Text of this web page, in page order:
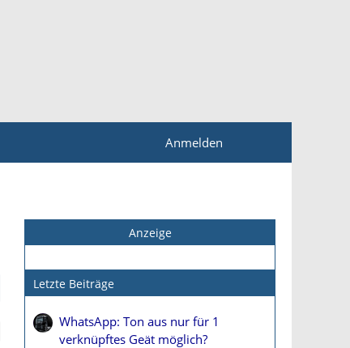
Anmelden
Anzeige
Letzte Beiträge
WhatsApp: Ton aus nur für 1
verknüpftes Geät möglich?